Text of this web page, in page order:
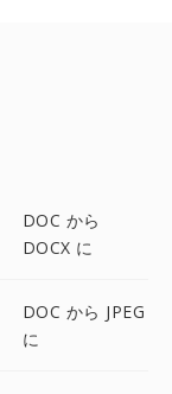
DOC から
DOCX に
DOC から JPEG
に